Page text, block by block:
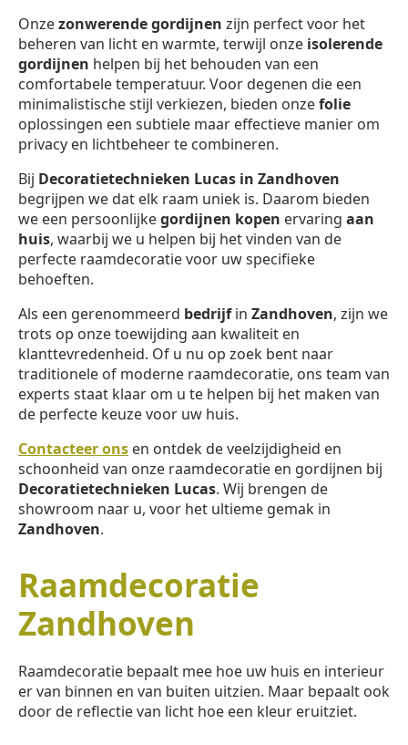
Onzezonwerende gordijnen zijn perfect voor het
beheren van licht en warmte, terwijl onze isolerende
gordijnen helpen bij het behouden van een
comfortabele temperatuur. Voor degenen die een
minimalistische stijl verkiezen, bieden onzefolie
oplossingen een subtiele maar effectieve manier om
privacy en lichtbeheer te combineren.
Bij Decoratietechnieken Lucas in Zandhoven
begrijpen we dat elk raam uniek is. Daarom bieden
we een persoonlijkegordijnen kopen ervaring aan
huis, waarbij we u helpen bij het vinden van de
perfecte raamdecoratie voor uw specifieke
behoeften.
Als een gerenommeerd bedrijfin Zandhoven, zijn we
trots op onze toewijding aan kwaliteit en
klanttevredenheid. Of u nu op zoek bent naar
traditionele of moderne raamdecoratie, ons team van
experts staat klaar om u te helpen bij het maken van
de perfecte keuze voor uw huis.
Contacteer ons en ontdek de veelzijdigheid en
schoonheid van onze raamdecoratie en gordijnen bij
Decoratietechnieken Lucas. Wij brengen de
showroom naar u, voor het ultieme gemak in
Zandhoven.
Raamdecoratie
Zandhoven
Raamdecoratie bepaalt mee hoe uw huis en interieur
er van binnen en van buiten uitzien. Maar bepaalt ook
door de reflectie van licht hoe een kleur eruitziet.